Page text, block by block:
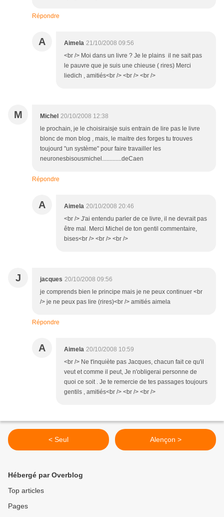
Répondre
A Aimela 21/10/2008 09:56
<br /> Moi dans un livre ? Je le plains il ne sait pas
le pauvre que je suis une chieuse ( rires) Merci
liedich , amitiés<br /> <br /> <br />
M Michel 20/10/2008 12:38
le prochain, je le choisiraisje suis entrain de lire pas le livre
blonc de mon blog , mais, le maitre des forges tu trouves
toujourd "un système" pour faire travailler les
neuronesbisousmichel.............deCaen
Répondre
A Aimela 20/10/2008 20:46
<br /> J'ai entendu parler de ce livre, il ne devrait pas
être mal. Merci Michel de ton gentil commentaire,
bises<br /> <br /> <br />
J jacques 20/10/2008 09:56
je comprends bien le principe mais je ne peux continuer <br
/> je ne peux pas lire (rires)<br /> amitiés aimela
Répondre
A Aimela 20/10/2008 10:59
<br /> Ne t'inquiète pas Jacques, chacun fait ce qu'il
veut et comme il peut, Je n'obligerai personne de
quoi ce soit . Je te remercie de tes passages toujours
gentils , amitiés<br /> <br /> <br />
< Seul Alençon >
Hébergé par Overblog
Top articles
Pages